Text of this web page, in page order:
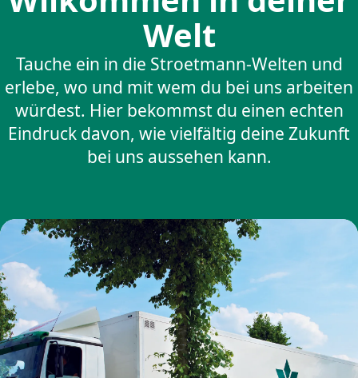
Welt
Tauche ein in die Stroetmann-Welten und
erlebe, wo und mit wem du bei uns arbeiten
würdest. Hier bekommst du einen echten
Eindruck davon, wie vielfältig deine Zukunft
bei uns aussehen kann.